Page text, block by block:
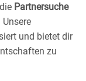
Partnersuche
und bietet dir
zu